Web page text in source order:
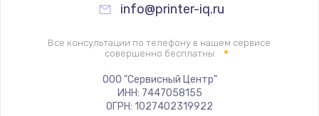
2500 руб.
Заказать
Ремонт дренажного клапана
info@printer-iq.ru
Все консультации по телефону в нашем сервисе
совершенно бесплатны
ООО "Сервисный Центр"
ИНН: 7447058155
ОГРН: 1027402319922